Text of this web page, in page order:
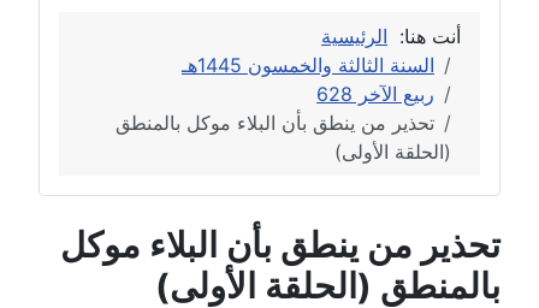
أنت هنا: الرئيسية
السنة الثالثة والخمسون 1445هـ
ربيع الآخر 628
تحذير من ينطق بأن البلاء موكل بالمنطق
(الحلقة الأولى)
تحذير من ينطق بأن البلاء موكل
بالمنطق (الحلقة الأولى)